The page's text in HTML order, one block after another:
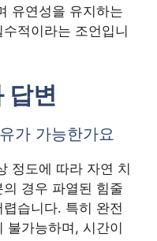
유연성을 유지하는
적이라는 조언입니
답변
가 가능한가요
정도에 따라 자연 치
경우 파열된 힘줄
습니다. 특히 완전
불가능하며, 시간이